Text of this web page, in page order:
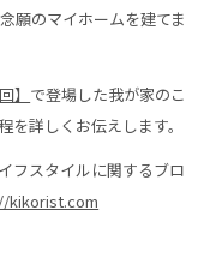
願のマイホームを建てま
】 で登場した我が家のこ
詳しくお伝えします。
フスタイルに関するブロ
kikorist.com